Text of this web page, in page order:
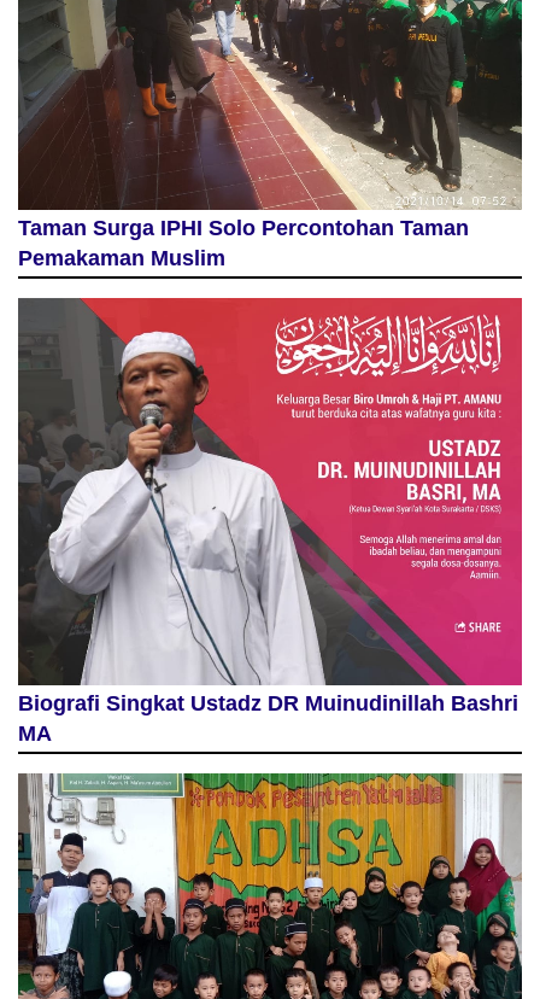
Taman Surga IPHI Solo Percontohan Taman
Pemakaman Muslim
Biografi Singkat Ustadz DR Muinudinillah Bashri
MA